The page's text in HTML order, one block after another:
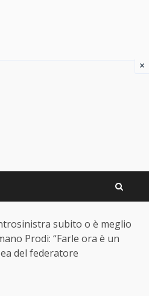
subito o è meglio
Prodi: “Farle ora è un
del federatore
×